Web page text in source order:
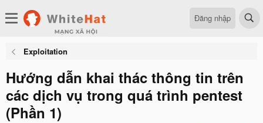
Đăng nhập
Exploitation
Hướng dẫn khai thác thông tin trên
các dịch vụ trong quá trình pentest
(Phần 1)